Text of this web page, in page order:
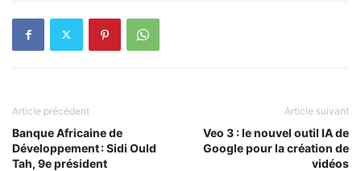
Article précédent
Banque Africaine de
Développement : Sidi Ould
Tah, 9e président
Article suivant
Veo 3 : le nouvel outil IA de
Google pour la création de
vidéos